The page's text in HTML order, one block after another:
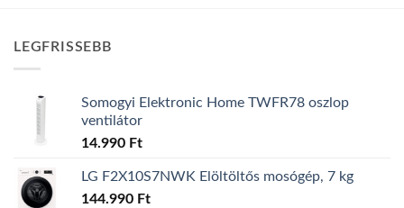
LEGFRISSEBB
Somogyi Elektronic Home TWFR78 oszlop
ventilátor
14.990 Ft
LG F2X10S7NWK Elöltöltős mosógép, 7 kg
144.990 Ft